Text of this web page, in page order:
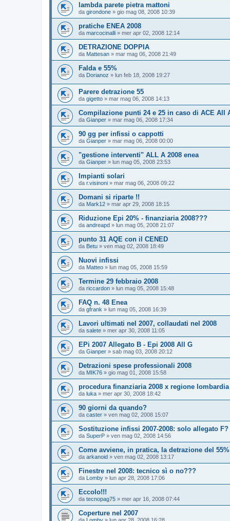
lambda parete pietra mattoni
da girondone » gio mag 08, 2008 10:39
pratiche ENEA 2008
da marcocinalli » mer apr 02, 2008 12:14
DETRAZIONE DOPPIA
da Mattesan » mar mag 06, 2008 21:49
Falda e 55%
da Dorianoz » lun feb 18, 2008 19:27
Parere detrazione 55
da gigetto » mar mag 06, 2008 14:13
Compilazione punti 24 e 25 in caso di ACE All
da Gianper » mar mag 06, 2008 17:34
90 gg per infissi o cappotti
da Gianper » mar mag 06, 2008 00:00
"gestione interventi" ALL A 2008 enea
da Gianper » lun mag 05, 2008 23:53
Impianti solari
da r.visinoni » mar mag 06, 2008 09:22
Domani si riparte !!
da Mark12 » mar apr 29, 2008 18:15
Riduzione Epi 20% - finanziaria 2008???
da andreapd » lun mag 05, 2008 21:07
punto 31 AQE con il CENED
da Betu » ven mag 02, 2008 18:49
Nuovi infissi
da Matteo » lun mag 05, 2008 15:59
Termine 29 febbraio 2008
da riccardon » lun mag 05, 2008 15:48
FAQ n. 48 Enea
da gfrank » lun mag 05, 2008 16:39
Lavori ultimati nel 2007, collaudati nel 2008
da salete » mer apr 30, 2008 11:05
EPi 2007 Allegato B - Epi 2008 All G
da Gianper » sab mag 03, 2008 20:12
Detrazioni spese professionali 2008
da MIK76 » gio mag 01, 2008 15:58
procedura finanziaria 2008 x regione lombardia
da luka » mer apr 30, 2008 18:42
90 giorni da quando?
da caster » ven mag 02, 2008 15:07
Sostituzione infissi 2007-2008: solo allegato F?
da SuperP » ven mag 02, 2008 14:56
Come avviene, in pratica, la detrazione del 55%
da arkanoid » ven mag 02, 2008 13:17
Finestre nel 2008: tecnico sì o no???
da Lomby » lun apr 28, 2008 17:06
Eccolo!!!
da tecnopag75 » mer apr 16, 2008 07:44
Coperture nel 2007